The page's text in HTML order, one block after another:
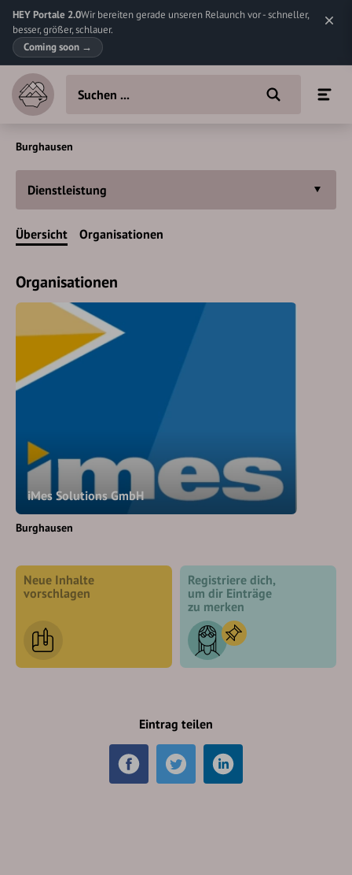
HEY Portale 2.0Wir bereiten gerade unseren Relaunch vor - schneller,
besser, größer, schlauer.
Coming soon →
Burghausen
Dienstleistung
Übersicht Organisationen
Organisationen
iMes Solutions GmbH
Burghausen
Neue Inhalte
vorschlagen
Registriere dich,
um dir Einträge
zu merken
Eintrag teilen